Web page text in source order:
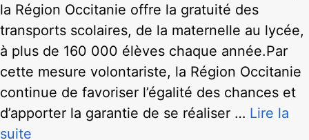
la Région Occitanie offre la gratuité des
transports scolaires, de la maternelle au lycée,
à plus de 160 000 élèves chaque année.Par
cette mesure volontariste, la Région Occitanie
continue de favoriser l’égalité des chances et
d’apporter la garantie de se réaliser … Lire la
suite